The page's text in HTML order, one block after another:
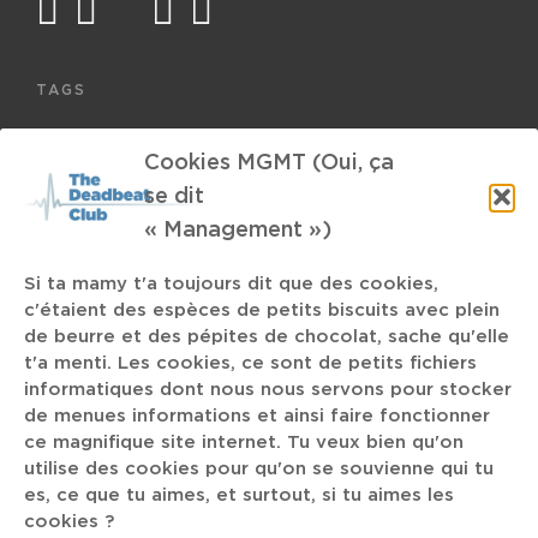
Cookies MGMT (Oui, ça
se dit
« Management »)
Si ta mamy t'a toujours dit que des cookies,
c'étaient des espèces de petits biscuits avec plein
de beurre et des pépites de chocolat, sache qu'elle
t'a menti. Les cookies, ce sont de petits fichiers
informatiques dont nous nous servons pour stocker
de menues informations et ainsi faire fonctionner
ce magnifique site internet. Tu veux bien qu'on
utilise des cookies pour qu'on se souvienne qui tu
es, ce que tu aimes, et surtout, si tu aimes les
cookies ?
facebook
twitter
mail instagram
TAGS
Emma Ruth Rundle
Big Beat KulturA Seafoam Walls
New Beat Mangrove Skinty Fia French Pop
Fever Ray the body Gira Astéréotypie
payer Mr Bungle Nova Twins
glass museum